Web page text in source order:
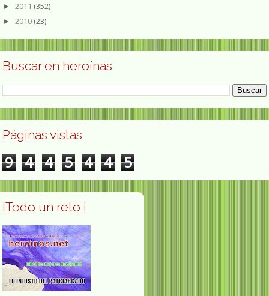
► 2011 (352)
► 2010 (23)
Buscar en heroínas
Páginas vistas
9 4 4 5 4 4 5
¡Todo un reto ¡